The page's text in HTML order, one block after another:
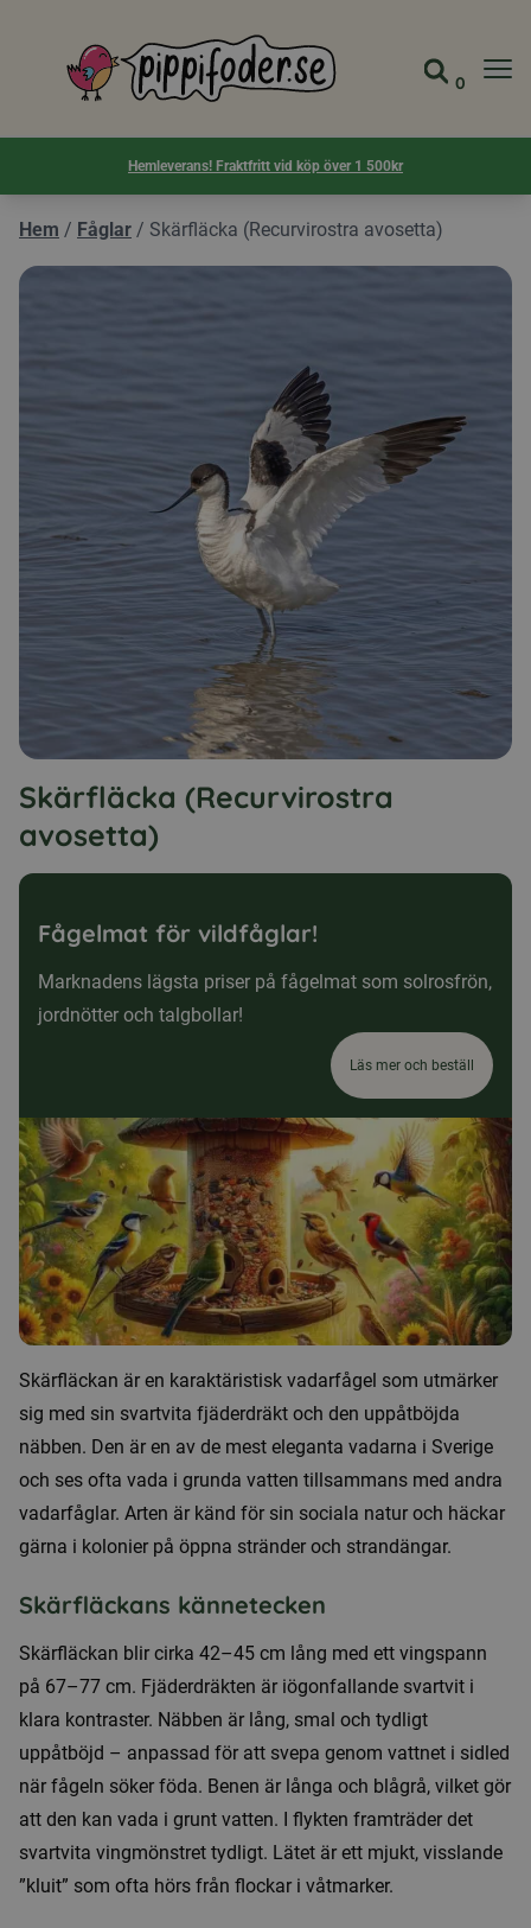
Pippifoder logotyp Gå till
Visa
0
Hemleverans! Fraktfritt vid köp över 1 500kr
Hem / Fåglar / Skärfläcka (Recurvirostra avosetta)
Skärfläcka (Recurvirostra
avosetta)
Fågelmat för vildfåglar!
Marknadens lägsta priser på fågelmat som solrosfrön,
jordnötter och talgbollar!
Läs mer och beställ
Skärfläckan är en karaktäristisk vadarfågel som utmärker
sig med sin svartvita fjäderdräkt och den uppåtböjda
näbben. Den är en av de mest eleganta vadarna i Sverige
och ses ofta vada i grunda vatten tillsammans med andra
vadarfåglar. Arten är känd för sin sociala natur och häckar
gärna i kolonier på öppna stränder och strandängar.
Skärfläckans kännetecken
Skärfläckan blir cirka 42–45 cm lång med ett vingspann
på 67–77 cm. Fjäderdräkten är iögonfallande svartvit i
klara kontraster. Näbben är lång, smal och tydligt
uppåtböjd – anpassad för att svepa genom vattnet i sidled
när fågeln söker föda. Benen är långa och blågrå, vilket gör
att den kan vada i grunt vatten. I flykten framträder det
svartvita vingmönstret tydligt. Lätet är ett mjukt, visslande
”kluit” som ofta hörs från flockar i våtmarker.